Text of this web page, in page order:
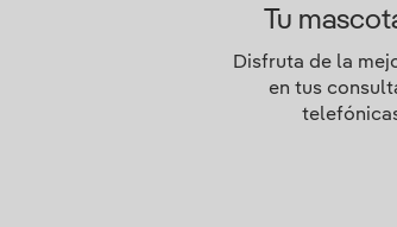
Tu
Disfruta de la
en tus